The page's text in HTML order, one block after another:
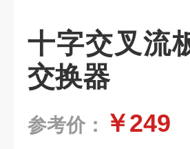
十字交叉流
交换器
参考价： ￥249